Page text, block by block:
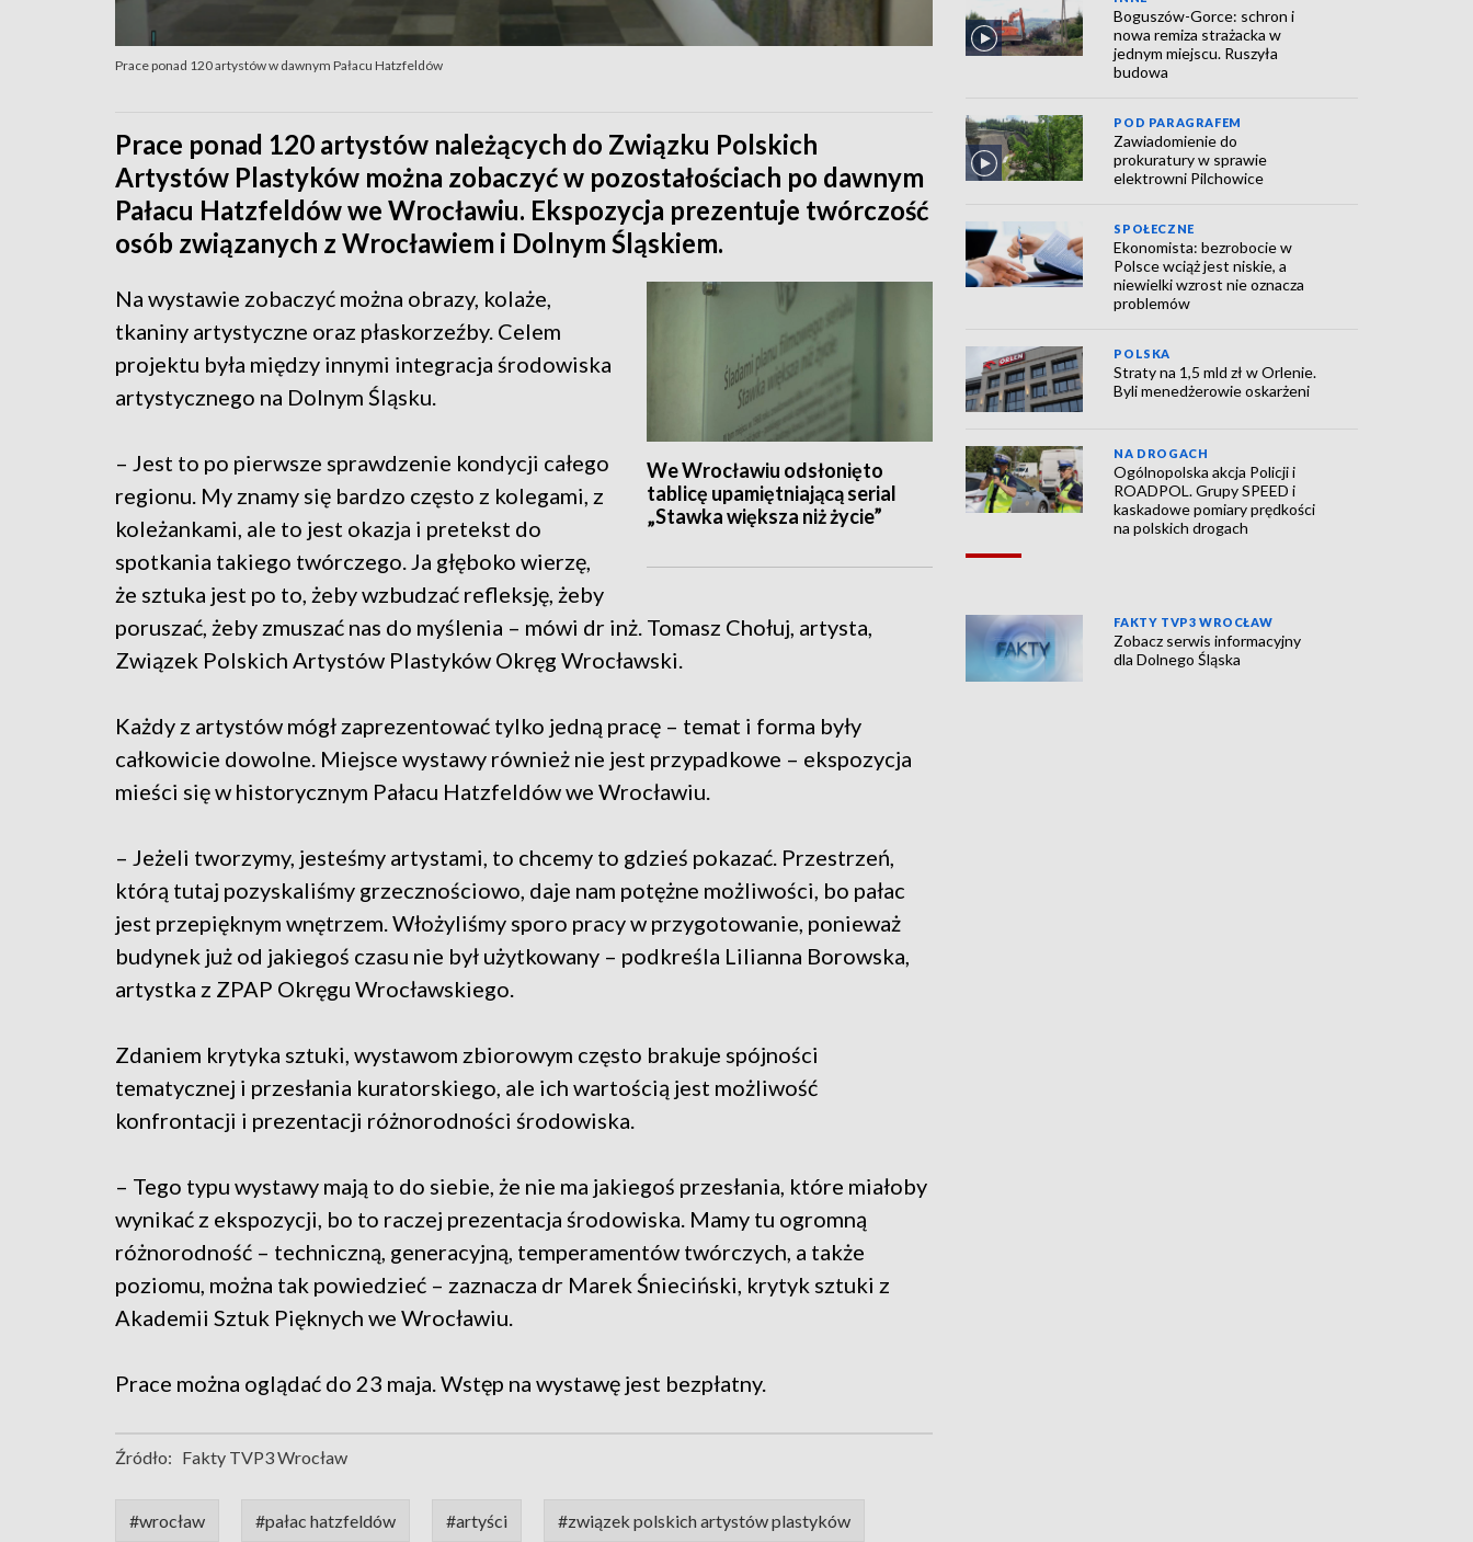
Prace ponad 120 artystów w dawnym Pałacu Hatzfeldów
Prace ponad 120 artystów należących do Związku Polskich
Artystów Plastyków można zobaczyć w pozostałościach po dawnym
Pałacu Hatzfeldów we Wrocławiu. Ekspozycja prezentuje twórczość
osób związanych z Wrocławiem i Dolnym Śląskiem.
We Wrocławiu odsłonięto
tablicę upamiętniającą serial
„Stawka większa niż życie”
Na wystawie zobaczyć można obrazy, kolaże,
tkaniny artystyczne oraz płaskorzeźby. Celem
projektu była między innymi integracja środowiska
artystycznego na Dolnym Śląsku.
– Jest to po pierwsze sprawdzenie kondycji całego
regionu. My znamy się bardzo często z kolegami, z
koleżankami, ale to jest okazja i pretekst do
spotkania takiego twórczego. Ja głęboko wierzę,
że sztuka jest po to, żeby wzbudzać refleksję, żeby
poruszać, żeby zmuszać nas do myślenia – mówi dr inż. Tomasz Chołuj, artysta,
Związek Polskich Artystów Plastyków Okręg Wrocławski.
Każdy z artystów mógł zaprezentować tylko jedną pracę – temat i forma były
całkowicie dowolne. Miejsce wystawy również nie jest przypadkowe – ekspozycja
mieści się w historycznym Pałacu Hatzfeldów we Wrocławiu.
– Jeżeli tworzymy, jesteśmy artystami, to chcemy to gdzieś pokazać. Przestrzeń,
którą tutaj pozyskaliśmy grzecznościowo, daje nam potężne możliwości, bo pałac
jest przepięknym wnętrzem. Włożyliśmy sporo pracy w przygotowanie, ponieważ
budynek już od jakiegoś czasu nie był użytkowany – podkreśla Lilianna Borowska,
artystka z ZPAP Okręgu Wrocławskiego.
Zdaniem krytyka sztuki, wystawom zbiorowym często brakuje spójności
tematycznej i przesłania kuratorskiego, ale ich wartością jest możliwość
konfrontacji i prezentacji różnorodności środowiska.
– Tego typu wystawy mają to do siebie, że nie ma jakiegoś przesłania, które miałoby
wynikać z ekspozycji, bo to raczej prezentacja środowiska. Mamy tu ogromną
różnorodność – techniczną, generacyjną, temperamentów twórczych, a także
poziomu, można tak powiedzieć – zaznacza dr Marek Śnieciński, krytyk sztuki z
Akademii Sztuk Pięknych we Wrocławiu.
Prace można oglądać do 23 maja. Wstęp na wystawę jest bezpłatny.
Źródło: Fakty TVP3 Wrocław
#wrocław #pałac hatzfeldów #artyści #związek polskich artystów plastyków
Boguszów-Gorce: schron i
nowa remiza strażacka w
jednym miejscu. Ruszyła
budowa
POD PARAGRAFEM
Zawiadomienie do
prokuratury w sprawie
elektrowni Pilchowice
SPOŁECZNE
Ekonomista: bezrobocie w
Polsce wciąż jest niskie, a
niewielki wzrost nie oznacza
problemów
POLSKA
Straty na 1,5 mld zł w Orlenie.
Byli menedżerowie oskarżeni
NA DROGACH
Ogólnopolska akcja Policji i
ROADPOL. Grupy SPEED i
kaskadowe pomiary prędkości
na polskich drogach
FAKTY TVP3 WROCŁAW
Zobacz serwis informacyjny
dla Dolnego Śląska